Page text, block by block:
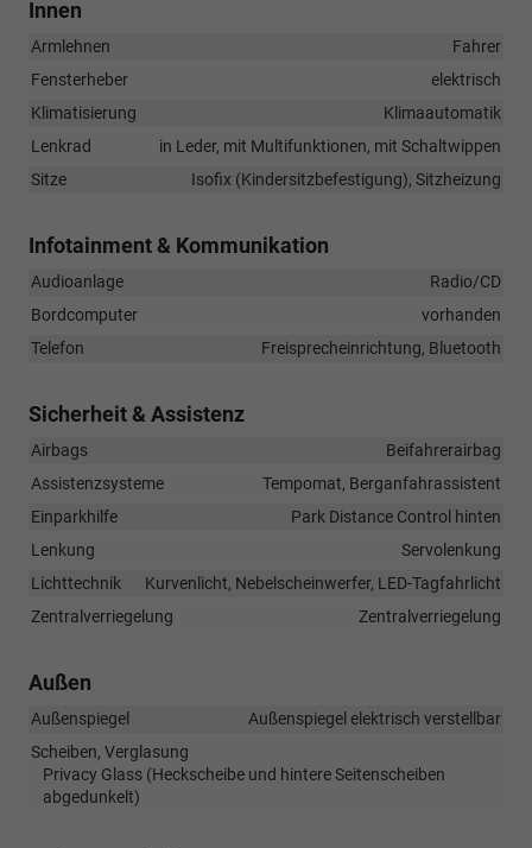
Innen
Armlehnen
Fahrer
Fensterheber
elektrisch
Klimatisierung
Klimaautomatik
Lenkrad
in Leder, mit Multifunktionen, mit Schaltwippen
Sitze
Isofix (Kindersitzbefestigung), Sitzheizung
Infotainment & Kommunikation
Audioanlage
Radio/CD
Bordcomputer
vorhanden
Telefon
Freisprecheinrichtung, Bluetooth
Sicherheit & Assistenz
Airbags
Beifahrerairbag
Assistenzsysteme
Tempomat, Berganfahrassistent
Einparkhilfe
Park Distance Control hinten
Lenkung
Servolenkung
Lichttechnik
Kurvenlicht, Nebelscheinwerfer, LED-Tagfahrlicht
Zentralverriegelung
Zentralverriegelung
Außen
Außenspiegel
Außenspiegel elektrisch verstellbar
Scheiben, Verglasung
Privacy Glass (Heckscheibe und hintere Seitenscheiben
abgedunkelt)